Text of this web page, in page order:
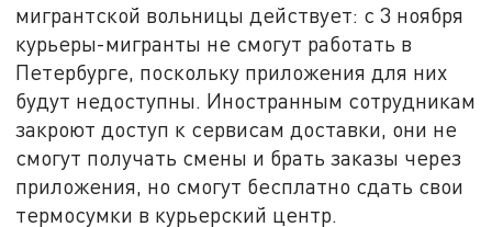
мигрантской вольницы действует: с 3 ноября
курьеры-мигранты не смогут работать в
Петербурге, поскольку приложения для них
будут недоступны. Иностранным сотрудникам
закроют доступ к сервисам доставки, они не
смогут получать смены и брать заказы через
приложения, но смогут бесплатно сдать свои
термосумки в курьерский центр.